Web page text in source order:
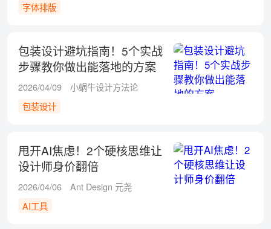
字体排版
包装设计避坑指南！5个实战
步骤教你做出能落地的方案
2026/04/09
小蜗牛设计方法论
包装设计
甩开AI焦虑！2个硬核思维让
设计师身价翻倍
2026/04/06
Ant Design 元尧
AI工具